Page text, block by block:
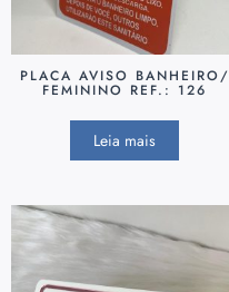
PLACA AVISO BANHEIRO/
FEMININO REF.: 126
Leia mais